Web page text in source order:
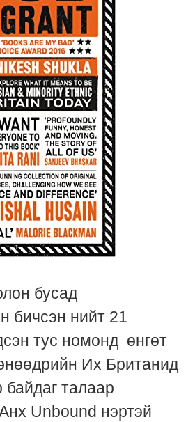
бусад
бичсэн нийт 21
тус номонд өнгөт
Их Британид
талаар
Unbound нэртэй